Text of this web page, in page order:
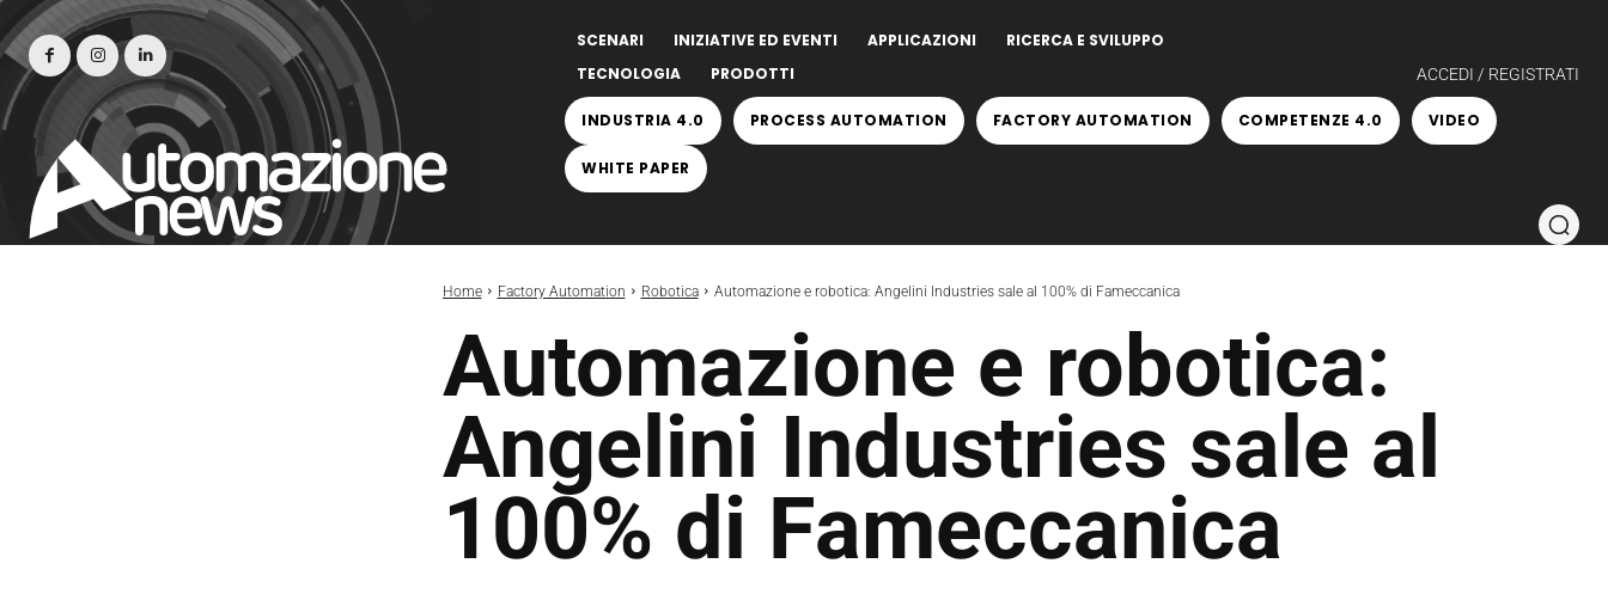
SCENARI INIZIATIVE ED EVENTI APPLICAZIONI
RICERCA E SVILUPPO
TECNOLOGIA
PRODOTTI ACCEDI / REGISTRATI
INDUSTRIA 4.0 PROCESS AUTOMATION FACTORY AUTOMATION COMPETENZE 4.0 VIDEO
WHITE PAPER
Home Factory Automation Robotica Automazione e robotica: Angelini Industries sale al 100% di Fameccanica
Automazione e robotica:
Angelini Industries sale al
100% di Fameccanica